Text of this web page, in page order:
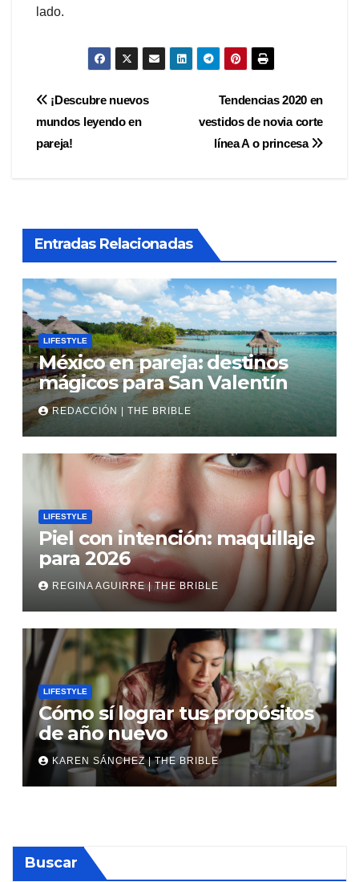
lado.
Navegación
de
Tendencias 2020 en
vestidos de novia corte
línea A o princesa
¡Descubre nuevos
mundos leyendo en
pareja!
Entradas Relacionadas
LIFESTYLE
México en pareja: destinos
mágicos para San Valentín
REDACCIÓN | THE BRIBLE
LIFESTYLE
Piel con intención: maquillaje
para 2026
REGINA AGUIRRE | THE BRIBLE
LIFESTYLE
Cómo sí lograr tus propósitos
de año nuevo
KAREN SÁNCHEZ | THE BRIBLE
Buscar